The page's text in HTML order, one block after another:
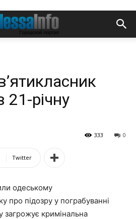
21-річну
0
333
Twitter
одеському
про підозру у пограбуванні
загрожує кримінальна